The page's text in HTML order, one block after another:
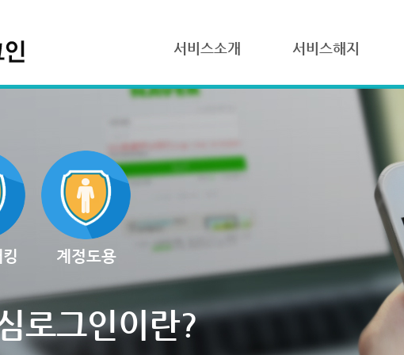
서비스소개 서비스해지
계정도용
로그인이란?